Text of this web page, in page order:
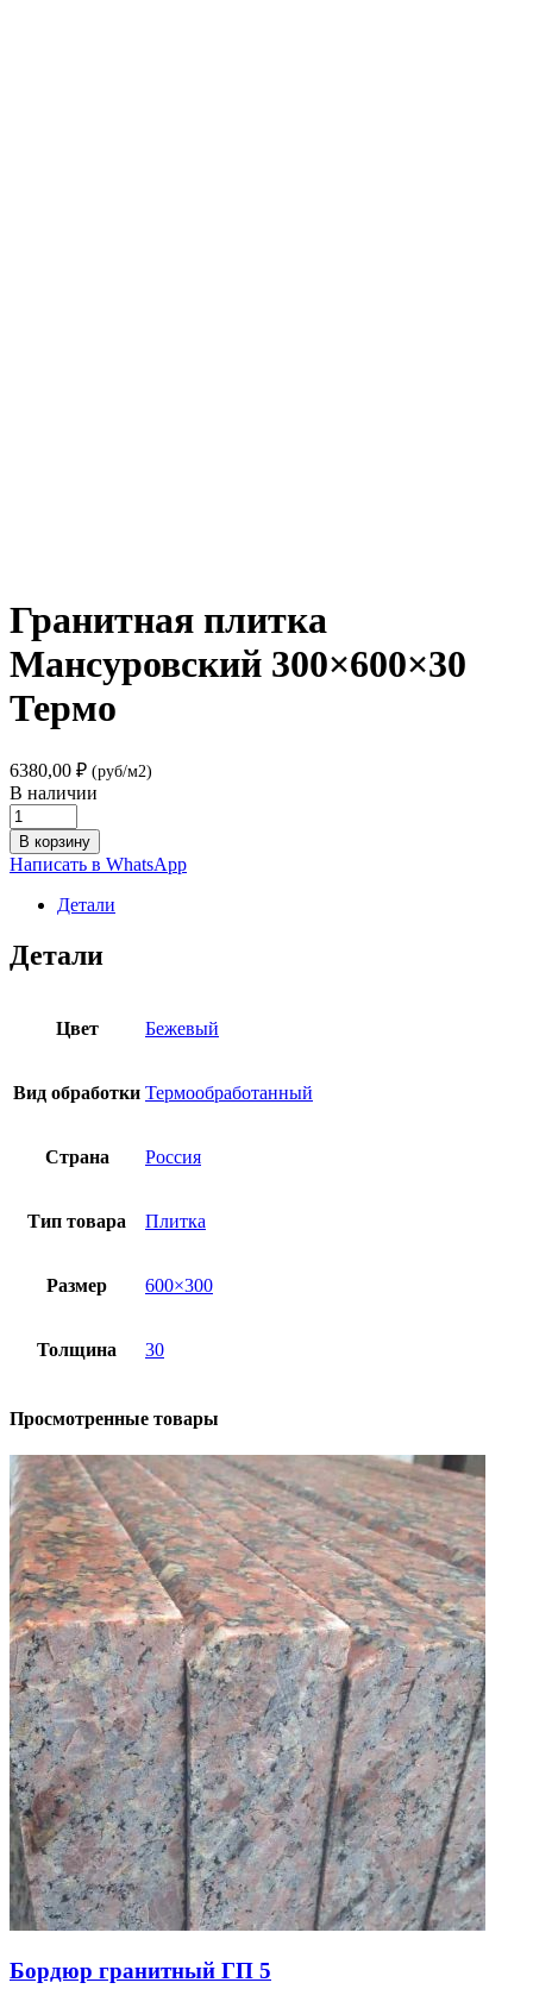
Гранитная плитка
Мансуровский 300×600×30
Термо
6380,00 ₽ (руб/м2)
В наличии
Гранитная
плитка
Мансуровский
300×600×30
Термо
quantity
В корзину
Написать в WhatsApp
Детали
Детали
Цвет Бежевый
Вид обработки Термообработанный
Страна Россия
Тип товара Плитка
Размер 600×300
Толщина 30
Просмотренные товары
Бордюр гранитный ГП 5